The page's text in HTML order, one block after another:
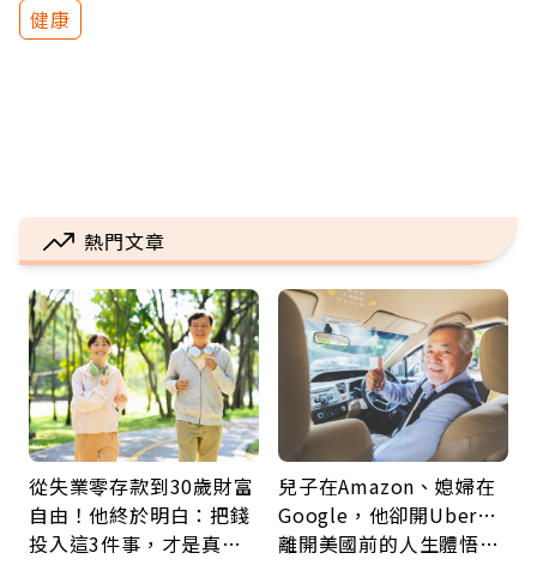
健康
熱門文章
從失業零存款到30歲財富
自由！他終於明白：把錢
投入這3件事，才是真正
兒子在Amazon、媳婦在
Google，他卻開Uber…
離開美國前的人生體悟：